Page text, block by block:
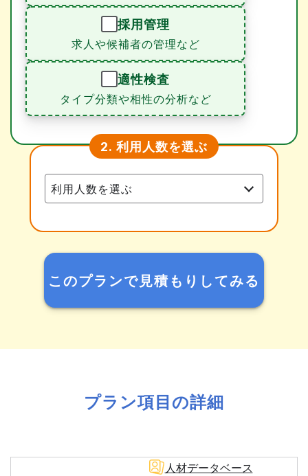
採用管理
求人や候補者の管理など
適性検査
タイプ分類や相性の分析など
2. 利用人数を選ぶ
このプランで見積もりしてみる
プラン項目の詳細
人材データベース